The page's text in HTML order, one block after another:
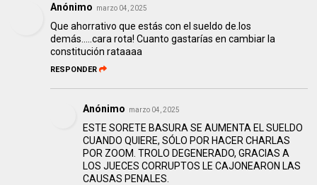
Anónimo marzo 04, 2025
Que ahorrativo que estás con el sueldo de.los
demás.....cara rota! Cuanto gastarías en cambiar la
constitución rataaaa
RESPONDER
Anónimo marzo 04, 2025
ESTE SORETE BASURA SE AUMENTA EL SUELDO
CUANDO QUIERE, SÓLO POR HACER CHARLAS
POR ZOOM. TROLO DEGENERADO, GRACIAS A
LOS JUECES CORRUPTOS LE CAJONEARON LAS
CAUSAS PENALES.